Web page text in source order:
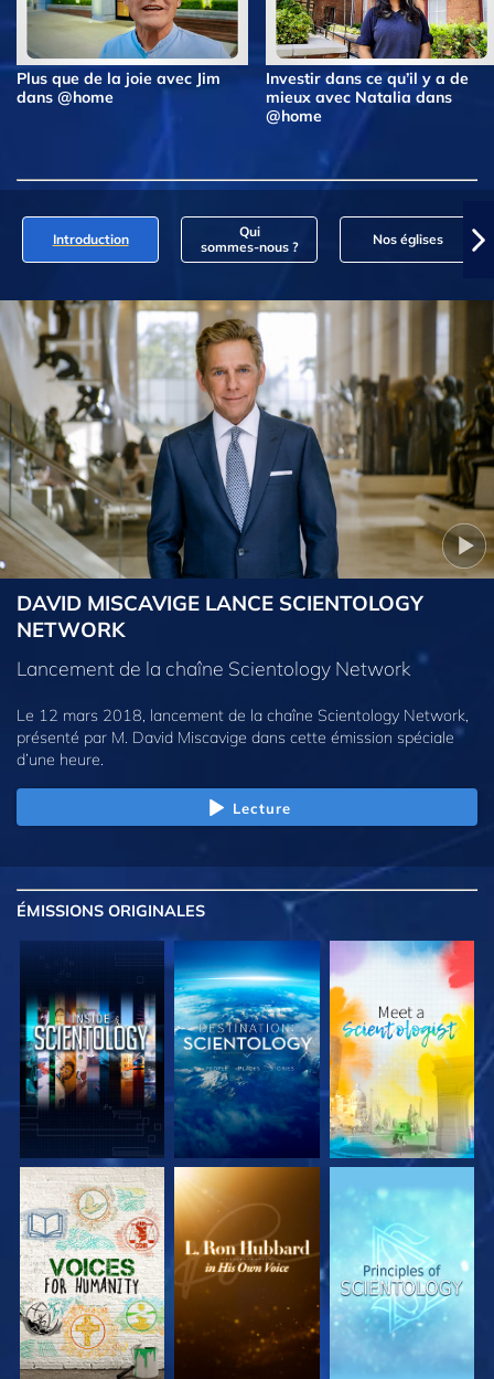
Plus que de la joie avec Jim
dans @home
Investir dans ce qu’il y a de
mieux avec Natalia dans
@home
Introduction
Qui
sommes‑nous ?
Nos églises
DAVID MISCAVIGE LANCE SCIENTOLOGY
NETWORK
Lancement de la chaîne Scientology Network
Le 12 mars 2018, lancement de la chaîne Scientology Network,
présenté par M. David Miscavige dans cette émission spéciale
d’une heure.
Lecture
ÉMISSIONS ORIGINALES
DÉCOUVRIR LES
SÉRIES
DÉCOUVRIR LES
SÉRIES
DÉCOUVRIR LES
SÉRIES